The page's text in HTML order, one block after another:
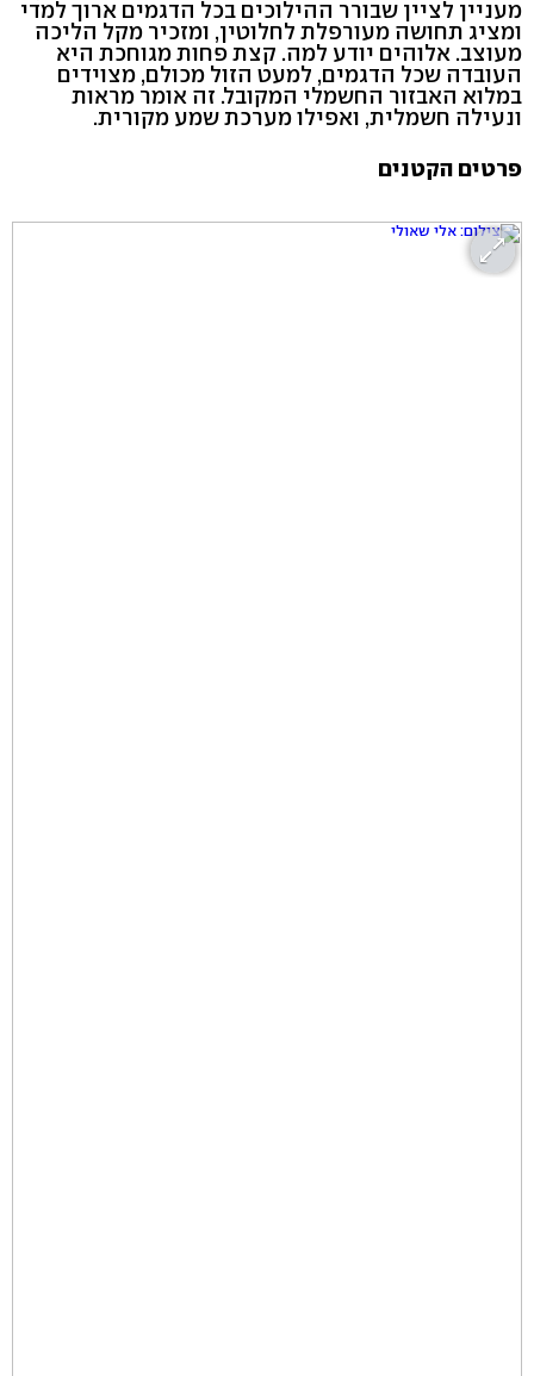
מעניין לציין שבורר ההילוכים בכל הדגמים ארוך למדי
ומציג תחושה מעורפלת לחלוטין, ומזכיר מקל הליכה
מעוצב. אלוהים יודע למה. קצת פחות מגוחכת היא
העובדה שכל הדגמים, למעט הזול מכולם, מצוידים
במלוא האבזור החשמלי המקובל. זה אומר מראות
ונעילה חשמלית, ואפילו מערכת שמע מקורית.
פרטים הקטנים